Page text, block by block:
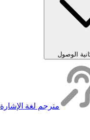
الوصول
مترجم لغة الإشارة